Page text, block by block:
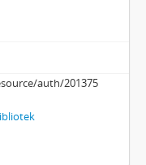
auth/201375